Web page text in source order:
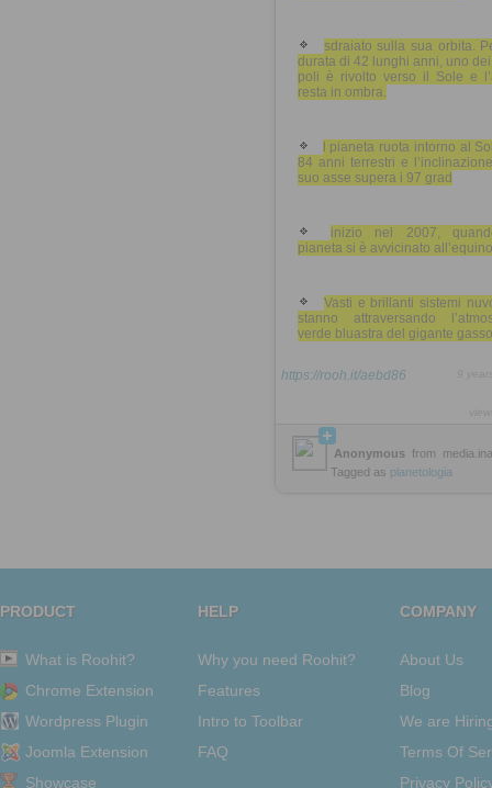
sdraiato sulla sua orbita.
durata di 42 lunghi anni, uno
poli è rivolto verso il Sole e
resta in ombra.
l pianeta ruota intorno al
84 anni terrestri e
suo asse supera i 97 grad
inizio nel 2007,
pianeta si è avvicinato
Vasti e brillanti sistemi
stanno attraversando
verde bluastra del gigante
https://rooh.it/aebd86
Anonymous from
Tagged as planetologia
PRODUCT
What is Roohit?
Chrome Extension
Wordpress Plugin
Joomla Extension
Showcase
HELP
Why you need Roohit?
Features
Intro to Toolbar
FAQ
COMPANY
About Us
Blog
We are
Terms Of
Privacy